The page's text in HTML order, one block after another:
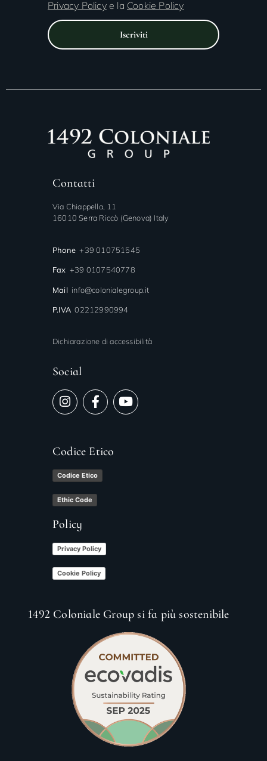
Privacy Policye la Cookie Policy
Iscriviti
Contatti
Via Chiappella, 11
16010 Serra Riccò (Genova) Italy
Phone +39 010751545
Fax +39 0107540778
Mail info@colonialegroup.it
P.IVA 02212990994
Dichiarazione di accessibilità
Social
Codice Etico
Codice Etico
Ethic Code
Policy
Privacy Policy
Cookie Policy
1492 Coloniale Group si fa più sostenibile